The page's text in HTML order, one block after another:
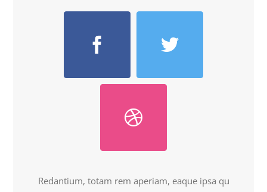
Redantium, totam rem aperiam, eaque ipsa qu